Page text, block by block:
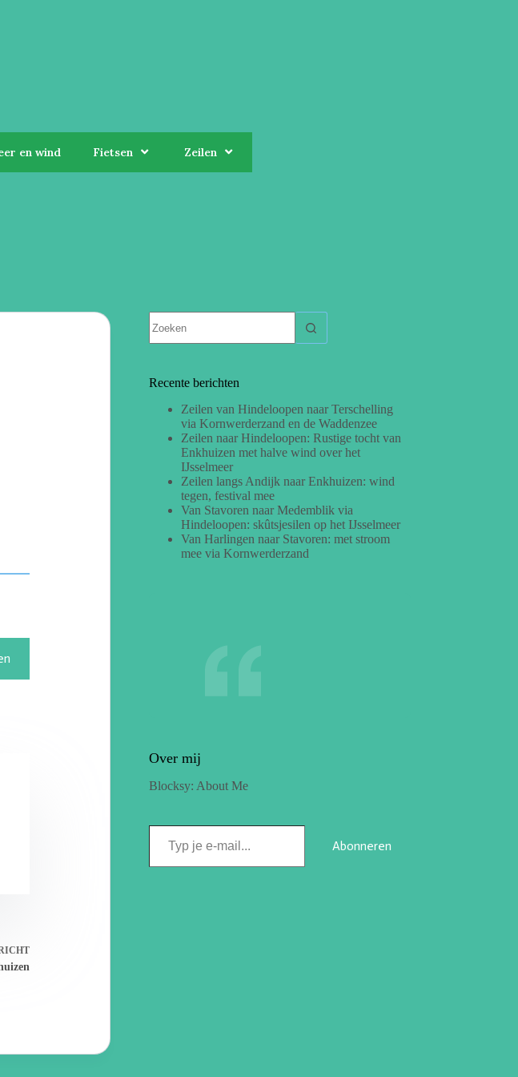
en wind Fietsen Zeilen
Recente berichten
Zeilen van Hindeloopen naar Terschelling
via Kornwerderzand en de Waddenzee
Zeilen naar Hindeloopen: Rustige tocht van
Enkhuizen met halve wind over het
IJsselmeer
Zeilen langs Andijk naar Enkhuizen: wind
tegen, festival mee
Van Stavoren naar Medemblik via
Hindeloopen: skûtsjesilen op het IJsselmeer
Van Harlingen naar Stavoren: met stroom
mee via Kornwerderzand
Over mij
Blocksy: About Me
Abonneren